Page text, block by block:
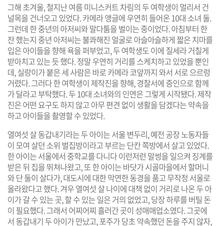
그해 초겨울, 철지난 여름 미니스커트 차림의 두 여학생이 멀리서 건
널목을 건너오고 있었다. 카메라 앵글에 우연히 들어온 10대 소녀 둘.
그런데 한 중년의 아저씨와 말다툼을 벌이는 중이었다. 아침부터 한
잔 했는지 중년 아저씨는 불콰해진 얼굴로 아슬아슬하게 짧은 치마를
입은 아이들을 향해 욕을 퍼부었고, 두 여학생도 이에 질세라 거칠게
받아치고 있는 듯 했다. 정말 우연히 거리를 스케치하고 있었을 뿐인
데, 실랑이가 붙은 세 사람은 바로 카메라 코앞까지 와서 서로 으르렁
거렸다. 그러다 한 여학생이 제작진을 향해, 경찰서에 증인으로 함께
가 달라고 부탁했다. 두 10대 소녀와의 인연은 그렇게 시작됐다. 제작
진은 어떤 요구도 하지 않고 아무 편견 없이 생활을 담겠다는 약속을
하고 아이들을 촬영할 수 있었다.
열여섯 살 동갑내기라는 두 아이는 서울 변두리, 예전 공장 노동자들
이 모여 살던 소위 벌집방이라고 부르는 단칸 쪽방에서 살고 있었다.
한 아이는 서울에서 중학교를 다니다 이런저런 말썽을 일으켜 징계를
받은 뒤 집을 뛰쳐나왔고, 또 한 아이는 바닷가 시골마을에서 할머니
와 단 둘이 살다가, 대도시에 대한 막연한 동경을 품고 무작정 서울로
올라왔다고 했다. 겨우 열여섯 살 나이에 대책 없이 거리로 나온 두 아
이가 갈 수 있는 곳, 할 수 있는 일은 거의 없었고, 당장 하루를 버틸 돈
이 필요했다. 그래서 어찌어찌 흘러간 곳이 성매매업소였다. 그곳에
서 동갑내기 두 아이가 만났고, 포주가 당초 약속했던 돈을 주지 않자,